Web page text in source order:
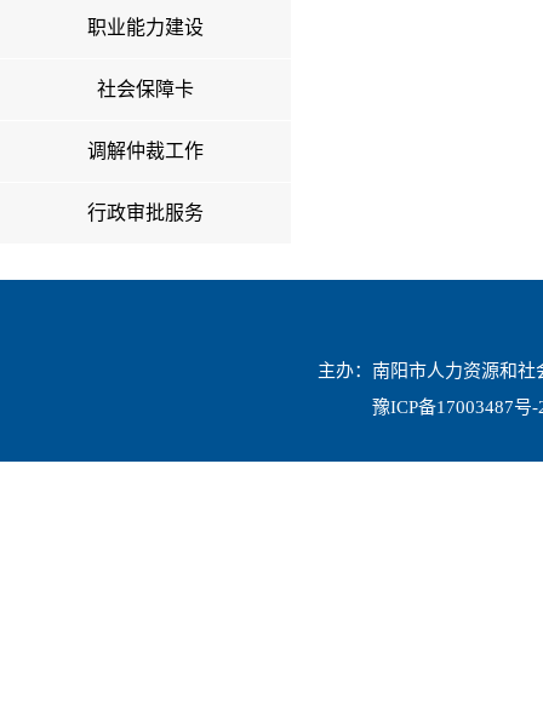
职业能力建设
社会保障卡
调解仲裁工作
行政审批服务
主办：南阳市人力资源和
豫ICP备17003487号-